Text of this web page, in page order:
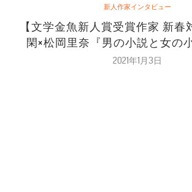
新人作家インタビュー
【文学金魚新人賞受賞作家 新春
閑×松岡里奈『男の小説と女の
2021年1月3日